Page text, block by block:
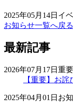
2025年05月14日 イ
お知らせ一覧へ戻る
最新記事
2026年07月17日 重要
【重要】お
2025年04月01日 お